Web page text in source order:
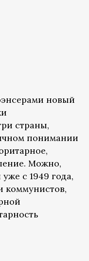
новый
страны,
понимании
Можно,
с 1949 года,
коммунистов,